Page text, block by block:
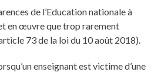
de l’Education nationale à
en œuvre que trop rarement
73 de la loi du 10 août 2018).
enseignant est victime d’une